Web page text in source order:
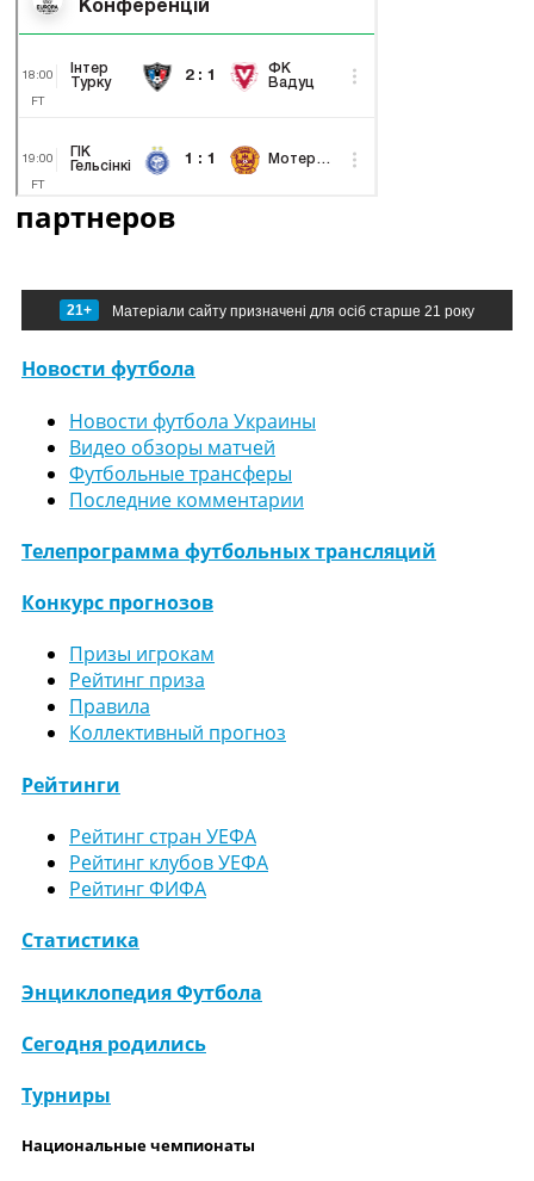
партнеров
21+ Матеріали сайту призначені для осіб старше 21 року
Новости футбола
Новости футбола Украины
Видео обзоры матчей
Футбольные трансферы
Последние комментарии
Телепрограмма футбольных трансляций
Конкурс прогнозов
Призы игрокам
Рейтинг приза
Правила
Коллективный прогноз
Рейтинги
Рейтинг стран УЕФА
Рейтинг клубов УЕФА
Рейтинг ФИФА
Статистика
Энциклопедия Футбола
Сегодня родились
Турниры
Национальные чемпионаты